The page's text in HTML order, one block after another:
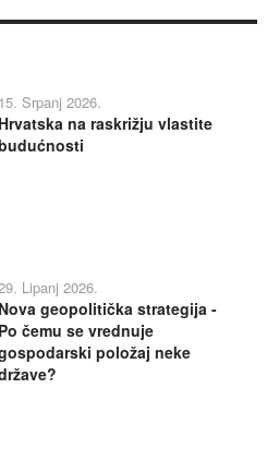
15. Srpanj 2026.
Hrvatska na raskrižju vlastite
Lipanj 2026.
Nova geopolitička strategija -
Po čemu se vrednuje
položaj neke